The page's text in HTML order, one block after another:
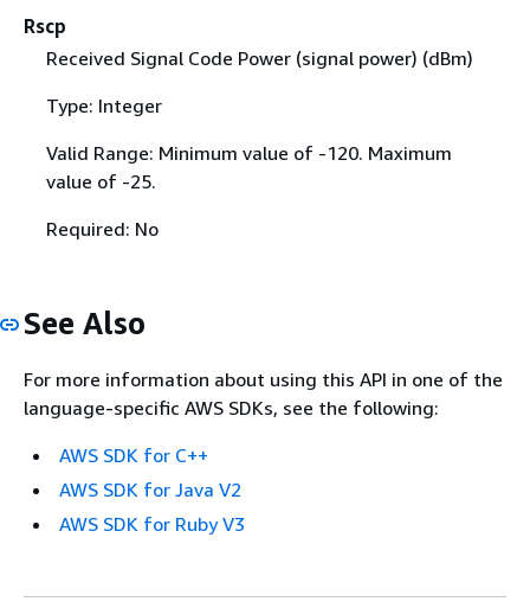
Rscp
Received Signal Code Power (signal power) (dBm)
Type: Integer
Valid Range: Minimum value of -120. Maximum
value of -25.
Required: No
See Also
For more information about using this API in one of the
language-specific AWS SDKs, see the following:
AWS SDK for C++
AWS SDK for Java V2
AWS SDK for Ruby V3